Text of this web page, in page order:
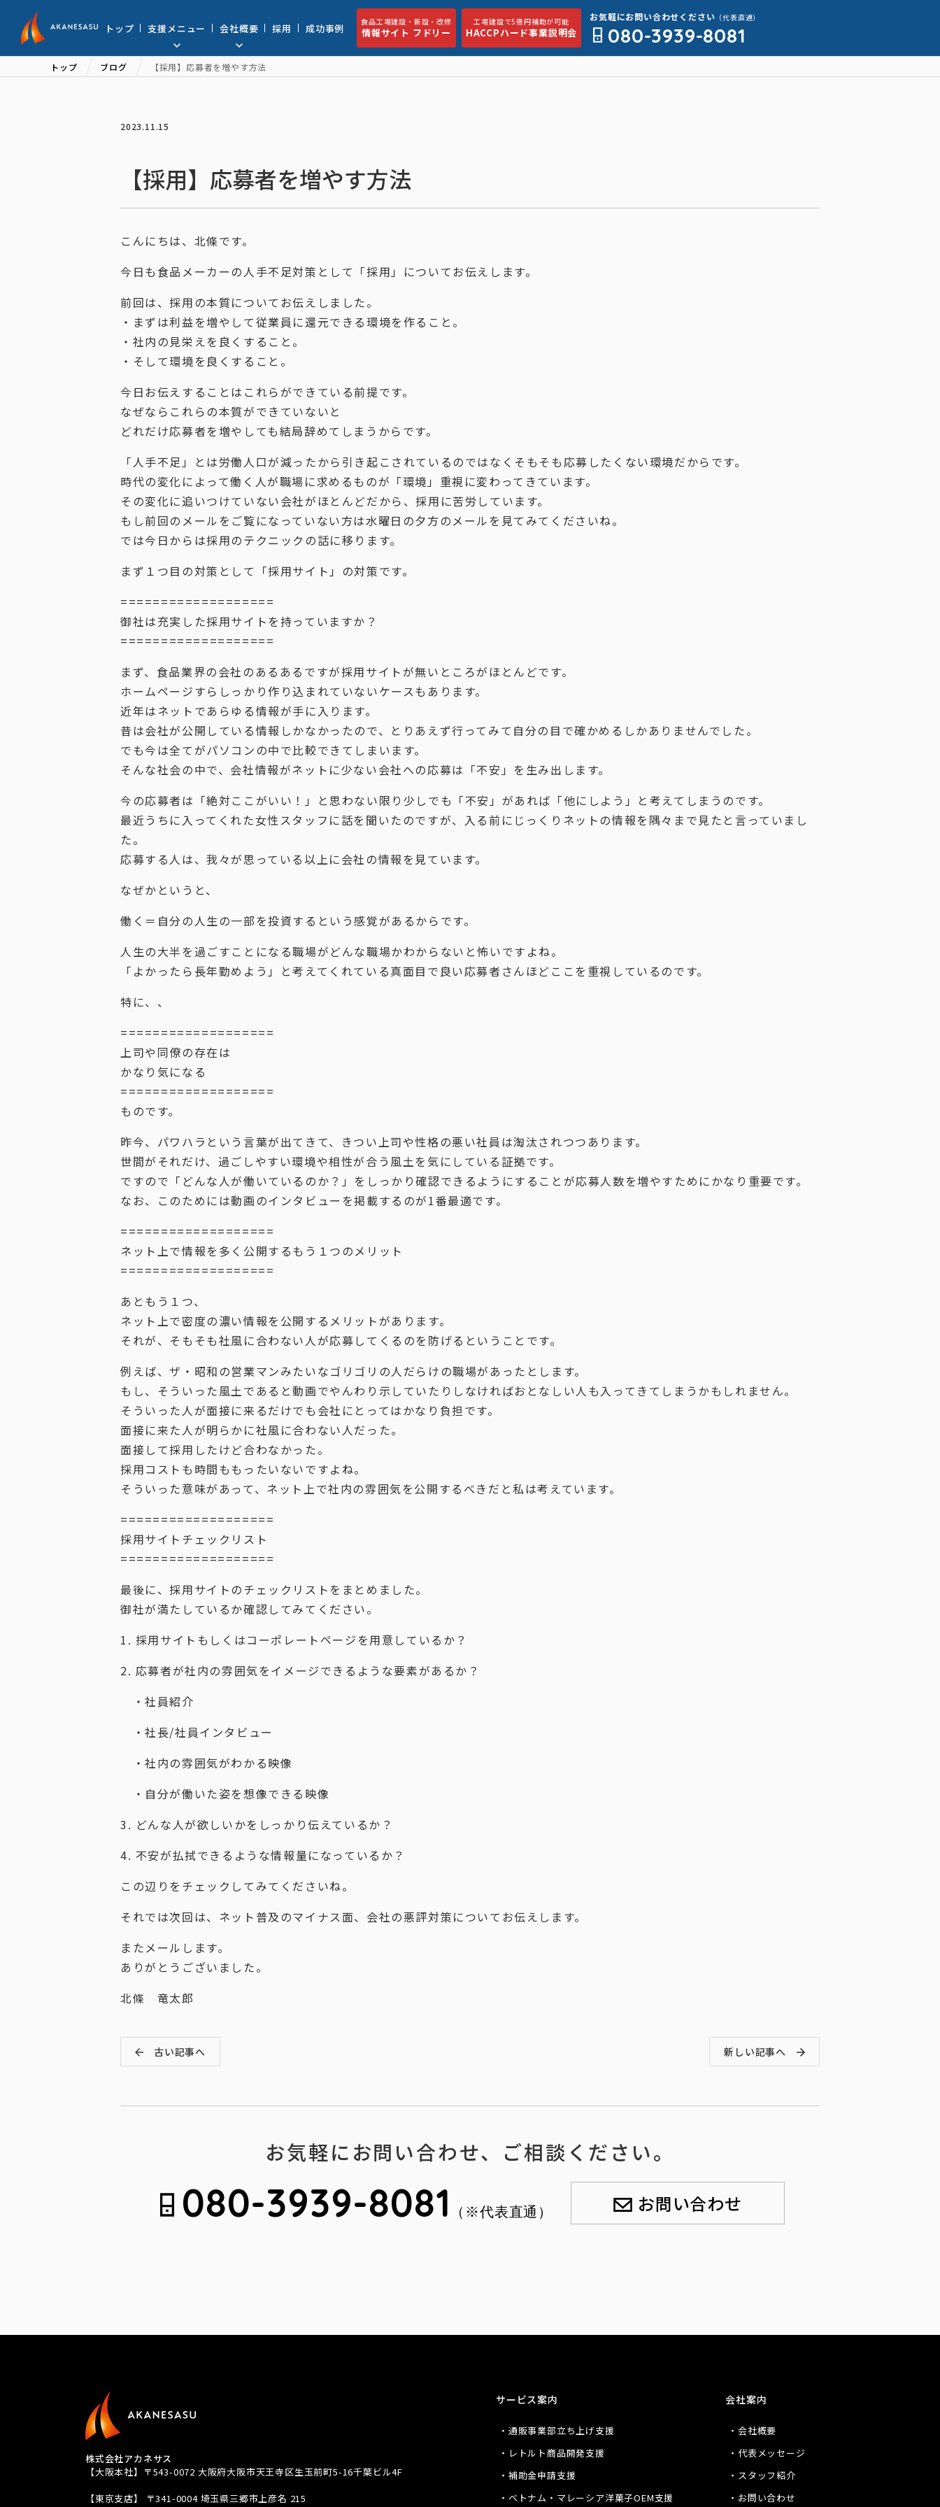
トップ 支援メニュー 会社概要 採用 成功事例 食品工場建設・新設・改修
情報サイト フドリー
工場建設で5億円補助が可能
HACCPハード事業説明会
お気軽にお問い合わせください （代表直通）
080-3939-8081
トップ ブログ 【採用】応募者を増やす方法
2023.11.15
【採用】応募者を増やす方法
こんにちは、北條です。
今日も食品メーカーの人手不足対策として「採用」についてお伝えします。
前回は、採用の本質についてお伝えしました。
・まずは利益を増やして従業員に還元できる環境を作ること。
・社内の見栄えを良くすること。
・そして環境を良くすること。
今日お伝えすることはこれらができている前提です。
なぜならこれらの本質ができていないと
どれだけ応募者を増やしても結局辞めてしまうからです。
「人手不足」とは労働人口が減ったから引き起こされているのではなくそもそも応募したくない環境だからです。
時代の変化によって働く人が職場に求めるものが「環境」重視に変わってきています。
その変化に追いつけていない会社がほとんどだから、採用に苦労しています。
もし前回のメールをご覧になっていない方は水曜日の夕方のメールを見てみてくださいね。
では今日からは採用のテクニックの話に移ります。
まず１つ目の対策として「採用サイト」の対策です。
===================
御社は充実した採用サイトを持っていますか？
===================
まず、食品業界の会社のあるあるですが採用サイトが無いところがほとんどです。
ホームページすらしっかり作り込まれていないケースもあります。
近年はネットであらゆる情報が手に入ります。
昔は会社が公開している情報しかなかったので、とりあえず行ってみて自分の目で確かめるしかありませんでした。
でも今は全てがパソコンの中で比較できてしまいます。
そんな社会の中で、会社情報がネットに少ない会社への応募は「不安」を生み出します。
今の応募者は「絶対ここがいい！」と思わない限り少しでも「不安」があれば「他にしよう」と考えてしまうのです。
最近うちに入ってくれた女性スタッフに話を聞いたのですが、入る前にじっくりネットの情報を隅々まで見たと言っていまし
た。
応募する人は、我々が思っている以上に会社の情報を見ています。
なぜかというと、
働く＝自分の人生の一部を投資するという感覚があるからです。
人生の大半を過ごすことになる職場がどんな職場かわからないと怖いですよね。
「よかったら長年勤めよう」と考えてくれている真面目で良い応募者さんほどここを重視しているのです。
特に、、
===================
上司や同僚の存在は
かなり気になる
===================
ものです。
昨今、パワハラという言葉が出てきて、きつい上司や性格の悪い社員は淘汰されつつあります。
世間がそれだけ、過ごしやすい環境や相性が合う風土を気にしている証拠です。
ですので「どんな人が働いているのか？」をしっかり確認できるようにすることが応募人数を増やすためにかなり重要です。
なお、このためには動画のインタビューを掲載するのが1番最適です。
===================
ネット上で情報を多く公開するもう１つのメリット
===================
あともう１つ、
ネット上で密度の濃い情報を公開するメリットがあります。
それが、そもそも社風に合わない人が応募してくるのを防げるということです。
例えば、ザ・昭和の営業マンみたいなゴリゴリの人だらけの職場があったとします。
もし、そういった風土であると動画でやんわり示していたりしなければおとなしい人も入ってきてしまうかもしれません。
そういった人が面接に来るだけでも会社にとってはかなり負担です。
面接に来た人が明らかに社風に合わない人だった。
面接して採用したけど合わなかった。
採用コストも時間ももったいないですよね。
そういった意味があって、ネット上で社内の雰囲気を公開するべきだと私は考えています。
===================
採用サイトチェックリスト
===================
最後に、採用サイトのチェックリストをまとめました。
御社が満たしているか確認してみてください。
1. 採用サイトもしくはコーポレートページを用意しているか？
2. 応募者が社内の雰囲気をイメージできるような要素があるか？
・社員紹介
・社長/社員インタビュー
・社内の雰囲気がわかる映像
・自分が働いた姿を想像できる映像
3. どんな人が欲しいかをしっかり伝えているか？
4. 不安が払拭できるような情報量になっているか？
この辺りをチェックしてみてくださいね。
それでは次回は、ネット普及のマイナス面、会社の悪評対策についてお伝えします。
またメールします。
ありがとうございました。
北條 竜太郎
古い記事へ 新しい記事へ
お気軽にお問い合わせ、ご相談ください。
080-3939-8081 （※代表直通） お問い合わせ
株式会社アカネサス
【大阪本社】〒543-0072 大阪府大阪市天王寺区生玉前町5-16千葉ビル4F
【東京支店】 〒341-0004 埼玉県三郷市上彦名 215
サービス案内
・通販事業部立ち上げ支援
・レトルト商品開発支援
・補助金申請支援
・ベトナム・マレーシア洋菓子OEM支援
会社案内
・会社概要
・代表メッセージ
・スタッフ紹介
・お問い合わせ